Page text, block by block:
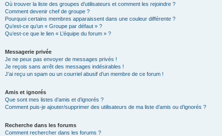
Où trouver la liste des groupes d’utilisateurs et comment les rejoindre ?
Comment devenir chef de groupe ?
Pourquoi certains membres apparaissent dans une couleur différente ?
Qu’est-ce qu’un « Groupe par défaut » ?
Qu’est-ce que le lien « L’équipe du forum » ?
Messagerie privée
Je ne peux pas envoyer de messages privés !
Je reçois sans arrêt des messages indésirables !
J’ai reçu un spam ou un courriel abusif d’un membre de ce forum !
Amis et ignorés
Que sont mes listes d’amis et d’ignorés ?
Comment puis-je ajouter/supprimer des utilisateurs de ma liste d’amis ou d’ignorés ?
Recherche dans les forums
Comment rechercher dans les forums ?